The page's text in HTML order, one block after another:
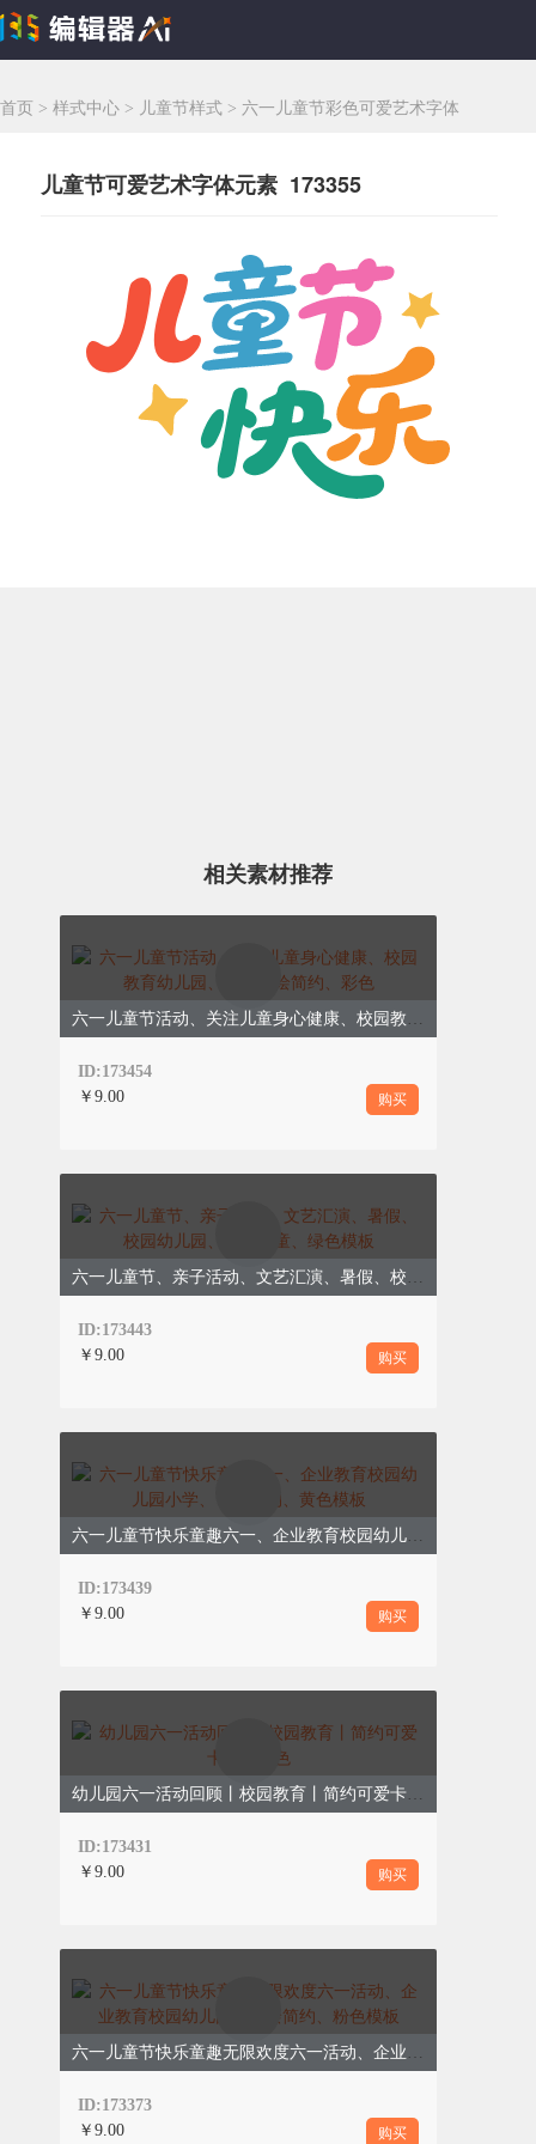
首页 > 样式中心 > 儿童节样式 > 六一儿童节彩色可爱艺术字体
儿童节可爱艺术字体元素 173355
相关素材推荐
ID:173454
￥9.00
购买
ID:173443
￥9.00
购买
ID:173439
￥9.00
购买
ID:173431
￥9.00
购买
ID:173373
￥9.00
购买